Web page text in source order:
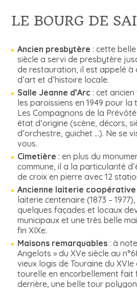
LE BOURG DE
Ancien presbytère : cette
siècle a servi de presbytère
de restauration, il est appelé à
d’art et d’histoire locale.
Salle Jeanne d’Arc : cet
les paroissiens en 1949 pour
Les Compagnons de la
état d’origine (scène, décors,
d’orchestre, guichet …). Ne se
vous.
Cimetière : en plus du
commune, il a la particularité
de croix en pierre avec 12
Ancienne laiterie coopérative
laiterie centenaire (1873 –
quelques façades et locaux
municipaux et une très belle
fin XIXe.
Maisons remarquables : à
Angelots » du XVe siècle au
vieux logis de Touraine du
tourelle en encorbellement fait
derrière, une belle tour